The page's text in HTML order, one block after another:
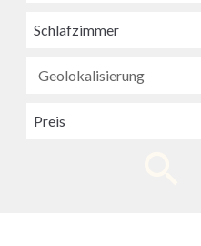
Schlafzimmer
Geolokalisierung
Preis